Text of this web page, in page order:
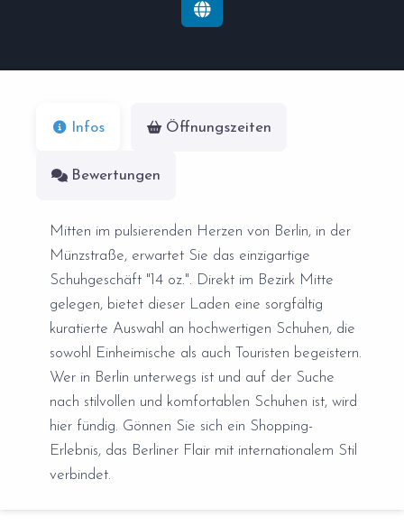
Infos Öffnungszeiten
Bewertungen
Mitten im pulsierenden Herzen von Berlin, in der
Münzstraße, erwartet Sie das einzigartige
Schuhgeschäft "14 oz.". Direkt im Bezirk Mitte
gelegen, bietet dieser Laden eine sorgfältig
kuratierte Auswahl an hochwertigen Schuhen, die
sowohl Einheimische als auch Touristen begeistern.
Wer in Berlin unterwegs ist und auf der Suche
nach stilvollen und komfortablen Schuhen ist, wird
hier fündig. Gönnen Sie sich ein Shopping-
Erlebnis, das Berliner Flair mit internationalem Stil
verbindet.